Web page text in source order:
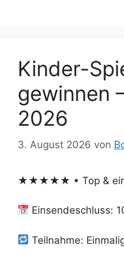
Kinder-
gewinnen
2026
3. August 2026 von
★★★★★ • Top &
Einsendeschluss:
Teilnahme: